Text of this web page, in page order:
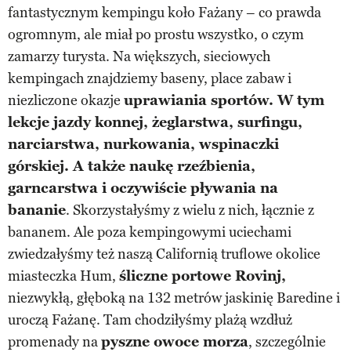
fantastycznym kempingu koło Fażany – co prawda
ogromnym, ale miał po prostu wszystko, o czym
zamarzy turysta. Na większych, sieciowych
kempingach znajdziemy baseny, place zabaw i
niezliczone okazje uprawiania sportów. W tym
lekcje jazdy konnej, żeglarstwa, surfingu,
narciarstwa, nurkowania, wspinaczki
górskiej. A także naukę rzeźbienia,
garncarstwa i oczywiście pływania na
bananie. Skorzystałyśmy z wielu z nich, łącznie z
bananem. Ale poza kempingowymi uciechami
zwiedzałyśmy też naszą Californią truflowe okolice
miasteczka Hum, śliczne portowe Rovinj,
niezwykłą, głęboką na 132 metrów jaskinię Baredine i
uroczą Fażanę. Tam chodziłyśmy plażą wzdłuż
promenady napyszne owoce morza, szczególnie